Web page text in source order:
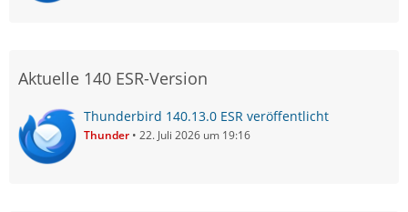
Aktuelle 140 ESR-Version
Thunderbird 140.13.0 ESR veröffentlicht
Thunder 22. Juli 2026 um 19:16